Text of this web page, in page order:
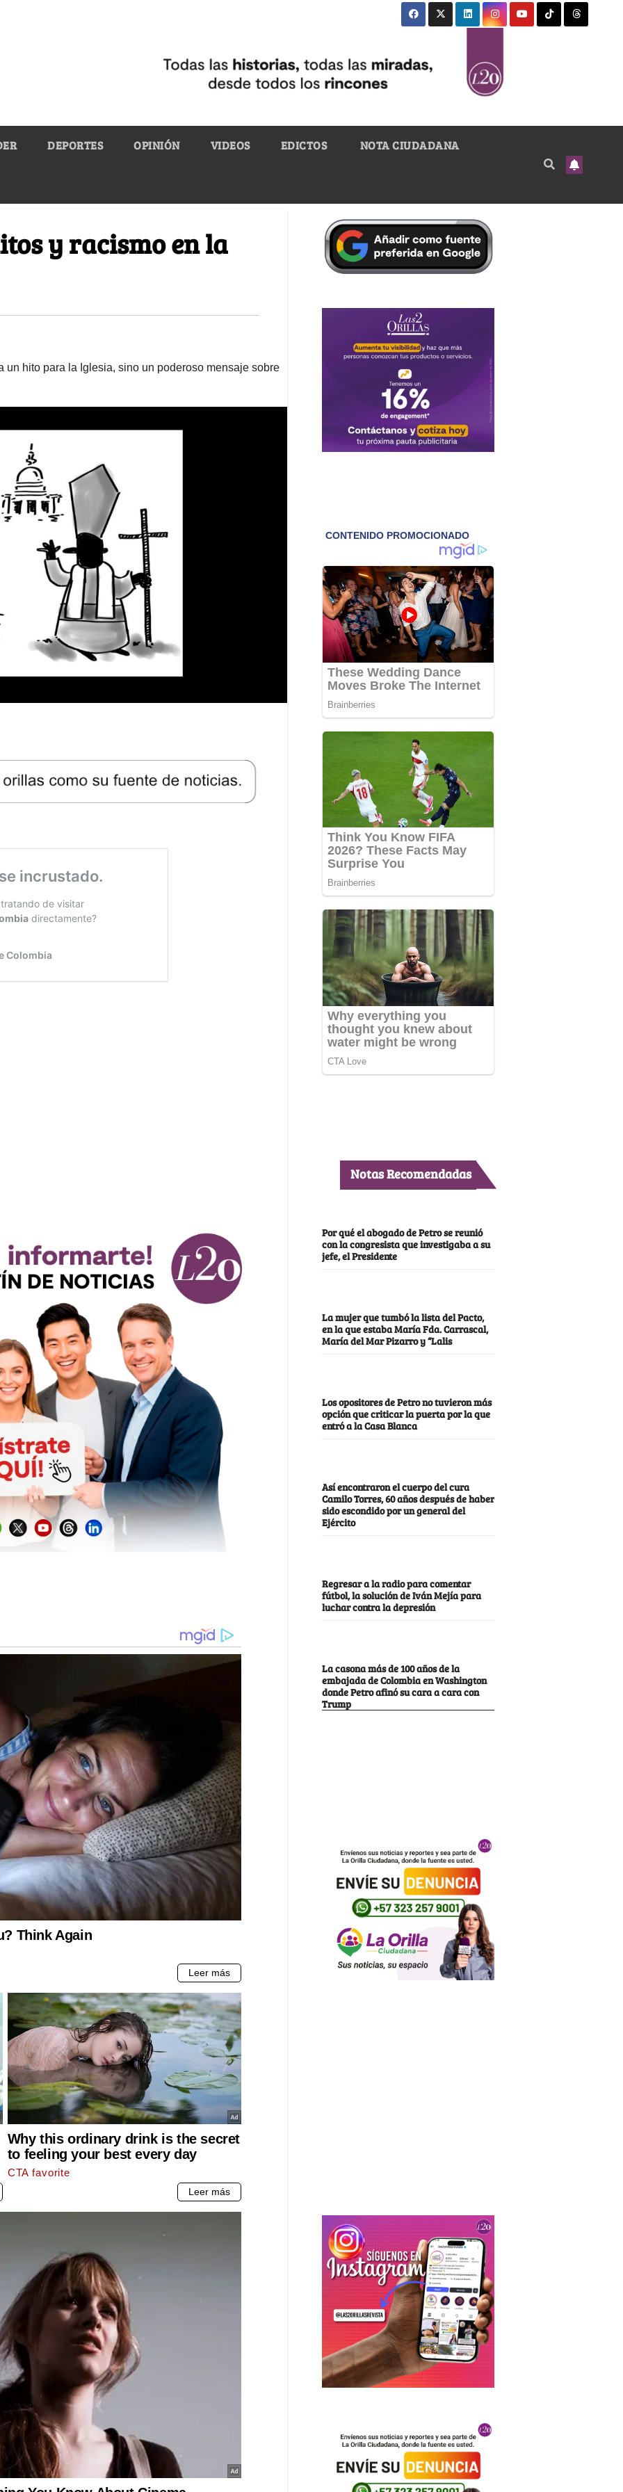
DEPORTES OPINIÓN VIDEOS EDICTOS NOTA CIUDADANA
y racismo en la
hito para la Iglesia, sino un poderoso mensaje sobre
Notas Recomendadas
Por qué el abogado de Petro se reunió
con la congresista que investigaba a su
jefe, el Presidente
La mujer que tumbó la lista del Pacto,
en la que estaba María Fda. Carrascal,
María del Mar Pizarro y “Lalis
Los opositores de Petro no tuvieron más
opción que criticar la puerta por la que
entró a la Casa Blanca
Así encontraron el cuerpo del cura
Camilo Torres, 60 años después de haber
sido escondido por un general del
Ejército
Regresar a la radio para comentar
fútbol, la solución de Iván Mejía para
luchar contra la depresión
La casona más de 100 años de la
embajada de Colombia en Washington
donde Petro afinó su cara a cara con
Trump